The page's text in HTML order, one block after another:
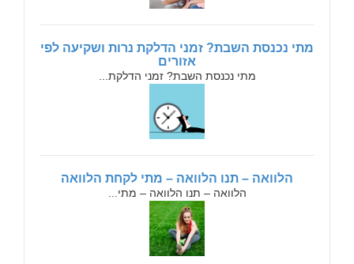
מתי נכנסת השבת? זמני הדלקת נרות ושקיעה לפי
אזורים
מתי נכנסת השבת? זמני הדלקת...
הלוואה – תנו הלוואה – מתי לקחת הלוואה
הלוואה – תנו הלוואה – מתי...